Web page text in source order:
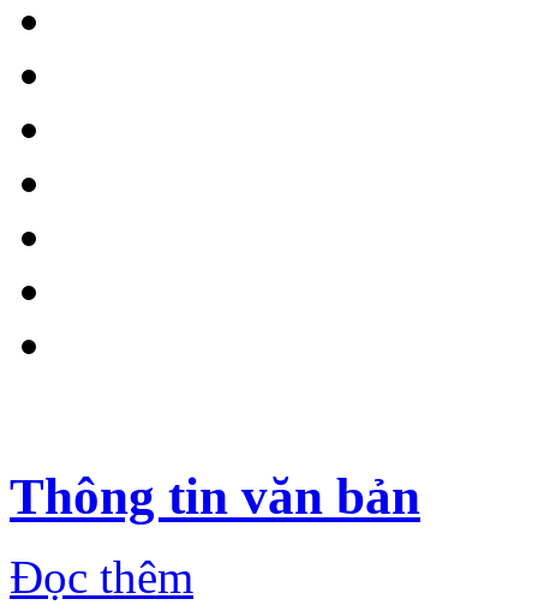
Thông tin văn bản
Đọc thêm